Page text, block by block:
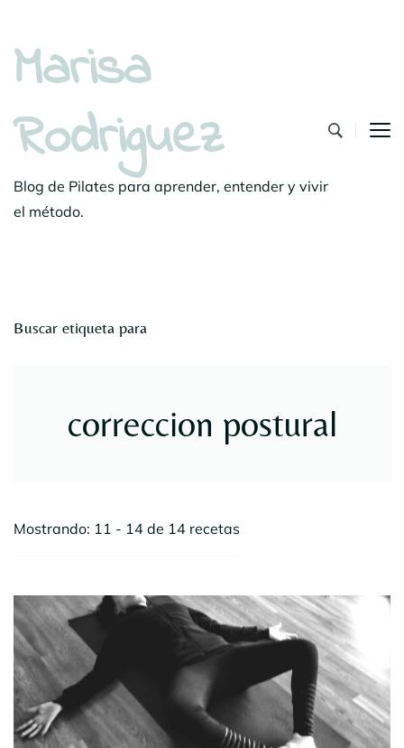
Marisa
Rodriguez
Blog de Pilates para aprender, entender y vivir
el método.
Buscar etiqueta para
correccion postural
Mostrando: 11 - 14 de 14 recetas